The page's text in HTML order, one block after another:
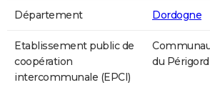
Département Dordogne
Etablissement public de
coopération
intercommunale (EPCI)
du